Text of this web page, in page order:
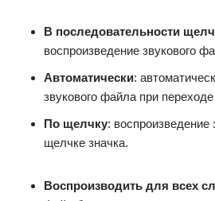
В последовательности
воспроизведение звукового
Автоматически:
звукового файла при
По щелчку: воспроизведение
щелчке значка.
Воспроизводить для всех